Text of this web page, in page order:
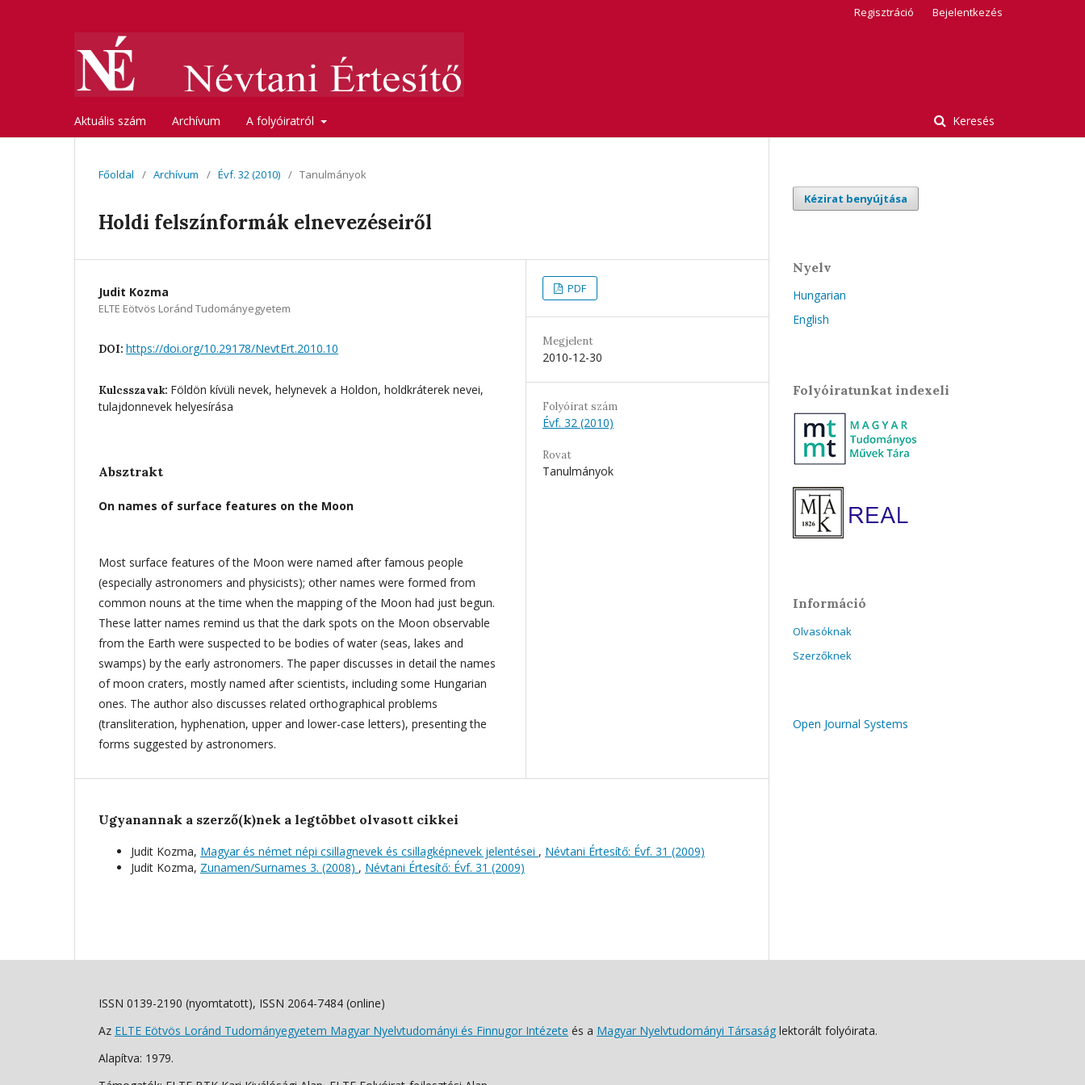
Aktuális szám Archívum A folyóiratról Keresés
Regisztráció Bejelentkezés
Főoldal / Archívum / Évf. 32 (2010) / Tanulmányok
Holdi felszínformák elnevezéseiről
Judit Kozma
ELTE Eötvös Loránd Tudományegyetem
DOI: https://doi.org/10.29178/NevtErt.2010.10
Kulcsszavak: Földön kívüli nevek, helynevek a Holdon, holdkráterek nevei,
tulajdonnevek helyesírása
Absztrakt
On names of surface features on the Moon
Most surface features of the Moon were named after famous people
(especially astronomers and physicists); other names were formed from
common nouns at the time when the mapping of the Moon had just begun.
These latter names remind us that the dark spots on the Moon observable
from the Earth were suspected to be bodies of water (seas, lakes and
swamps) by the early astronomers. The paper discusses in detail the names
of moon craters, mostly named after scientists, including some Hungarian
ones. The author also discusses related orthographical problems
(transliteration, hyphenation, upper and lower-case letters), presenting the
forms suggested by astronomers.
PDF
Megjelent
2010-12-30
Folyóirat szám
Évf. 32 (2010)
Rovat
Tanulmányok
Ugyanannak a szerző(k)nek a legtöbbet olvasott cikkei
Judit Kozma, Magyar és német népi csillagnevek és csillagképnevek jelentései , Névtani Értesítő: Évf. 31 (2009)
Judit Kozma, Zunamen/Surnames 3. (2008) , Névtani Értesítő: Évf. 31 (2009)
Kézirat benyújtása
Nyelv
Hungarian
English
Folyóiratunkat indexeli
Információ
Olvasóknak
Szerzőknek
Open Journal Systems
ISSN 0139-2190 (nyomtatott), ISSN 2064-7484 (online)
Az ELTE Eötvös Loránd Tudományegyetem Magyar Nyelvtudományi és Finnugor Intézete és a Magyar Nyelvtudományi Társaság lektorált folyóirata.
Alapítva: 1979.